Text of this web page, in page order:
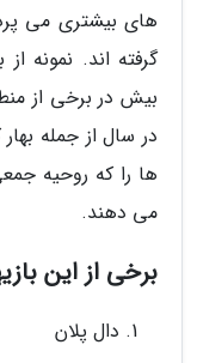
های بیشتری می
گرفته اند. نمونه
بیش در برخی از
در سال از جمله
ها را که روحیه
می دهند.
برخی از این
دال پلان